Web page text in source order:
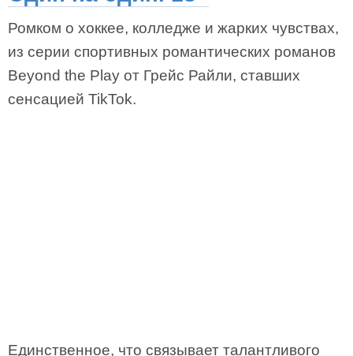
Ромком о хоккее, колледже и жарких чувствах,
из серии спортивных романтических романов
Beyond the Play от Грейс Райли, ставших
сенсацией TikTok.
Единственное, что связывает талантливого